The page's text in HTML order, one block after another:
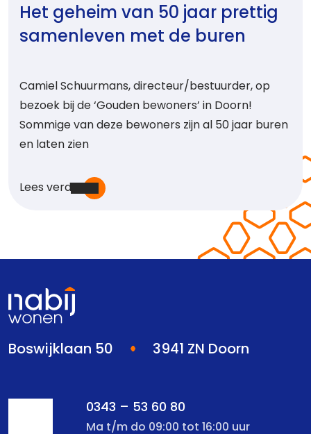
Het geheim van 50 jaar prettig
samenleven met de buren
Camiel Schuurmans, directeur/bestuurder, op
bezoek bij de ‘Gouden bewoners’ in Doorn!
Sommige van deze bewoners zijn al 50 jaar buren
en laten zien
Lees verder
Boswijklaan 50 3941 ZN Doorn
0343 – 53 60 80
Ma t/m do 09:00 tot 16:00 uur